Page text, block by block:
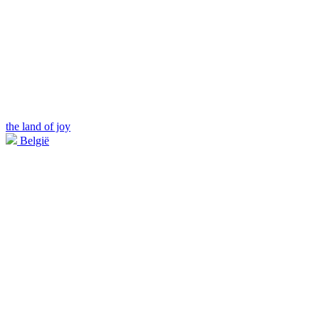
the land of joy
België